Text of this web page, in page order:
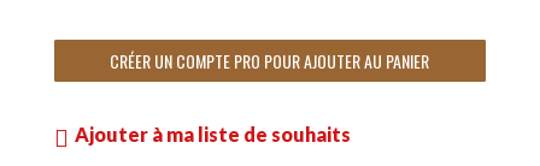
CRÉER UN COMPTE PRO POUR AJOUTER AU PANIER
Ajouter à ma liste de souhaits